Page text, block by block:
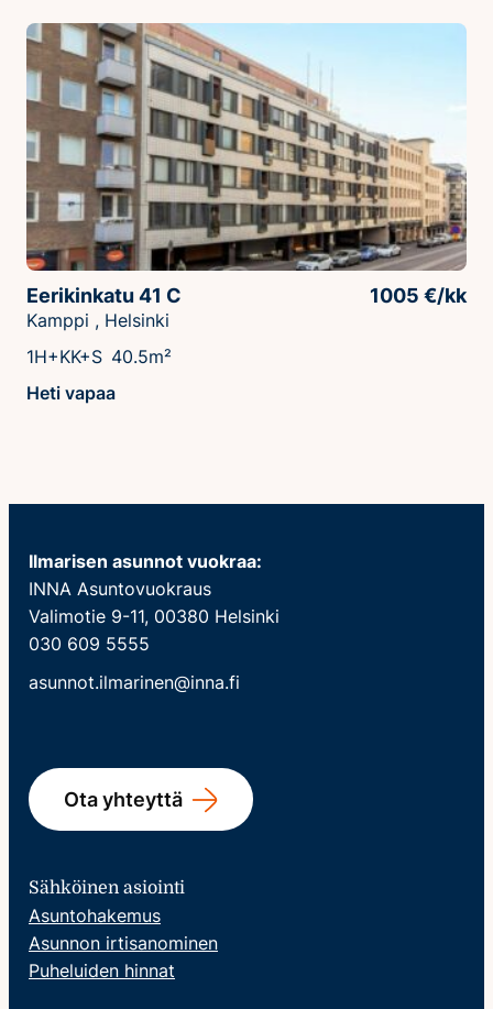
Eerikinkatu 41 C 1005 €/kk
Kamppi , Helsinki
1H+KK+S 40.5m²
Heti vapaa
Ilmarisen asunnot vuokraa:
INNA Asuntovuokraus
Valimotie 9-11, 00380 Helsinki
030 609 5555
asunnot.ilmarinen@inna.fi
Ota yhteyttä
Sähköinen asiointi
Asuntohakemus
Asunnon irtisanominen
Puheluiden hinnat